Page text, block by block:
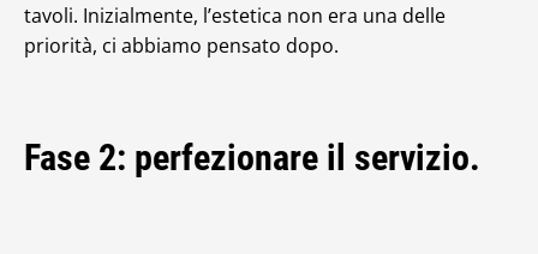
tavoli. Inizialmente, l’estetica non era una delle
priorità, ci abbiamo pensato dopo.
Fase 2: perfezionare il servizio.